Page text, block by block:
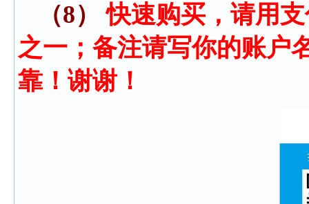
（8）快速购买，请用
之一；备注请写你的账户
靠！谢谢！